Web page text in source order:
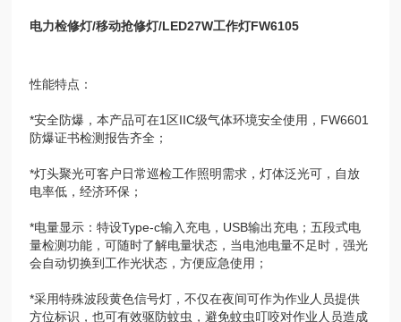
电力检修灯/移动抢修灯/LED27W工作灯FW6105
性能特点：
*安全防爆，本产品可在1区IIC级气体环境安全使用，FW6601
防爆证书检测报告齐全；
*灯头聚光可客户日常巡检工作照明需求，灯体泛光可，自放
电率低，经济环保；
*电量显示：特设Type-c输入充电，USB输出充电；五段式电
量检测功能，可随时了解电量状态，当电池电量不足时，强光
会自动切换到工作光状态，方便应急使用；
*采用特殊波段黄色信号灯，不仅在夜间可作为作业人员提供
方位标识，也可有效驱防蚊虫，避免蚊虫叮咬对作业人员造成